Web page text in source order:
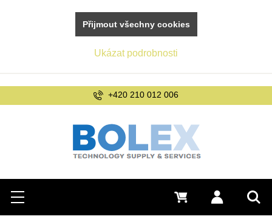
Hledat
Menu Přihlásit se
0 Kč
Ukázat podrobnosti
Přijmout všechny cookies